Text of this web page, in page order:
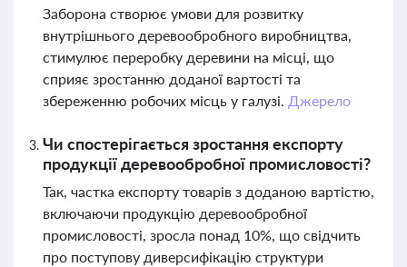
Заборона створює умови для розвитку
внутрішнього деревообробного виробництва,
стимулює переробку деревини на місці, що
сприяє зростанню доданої вартості та
збереженню робочих місць у галузі. Джерело
Чи спостерігається зростання експорту
продукції деревообробної промисловості?
Так, частка експорту товарів з доданою вартістю,
включаючи продукцію деревообробної
промисловості, зросла понад 10%, що свідчить
про поступову диверсифікацію структури